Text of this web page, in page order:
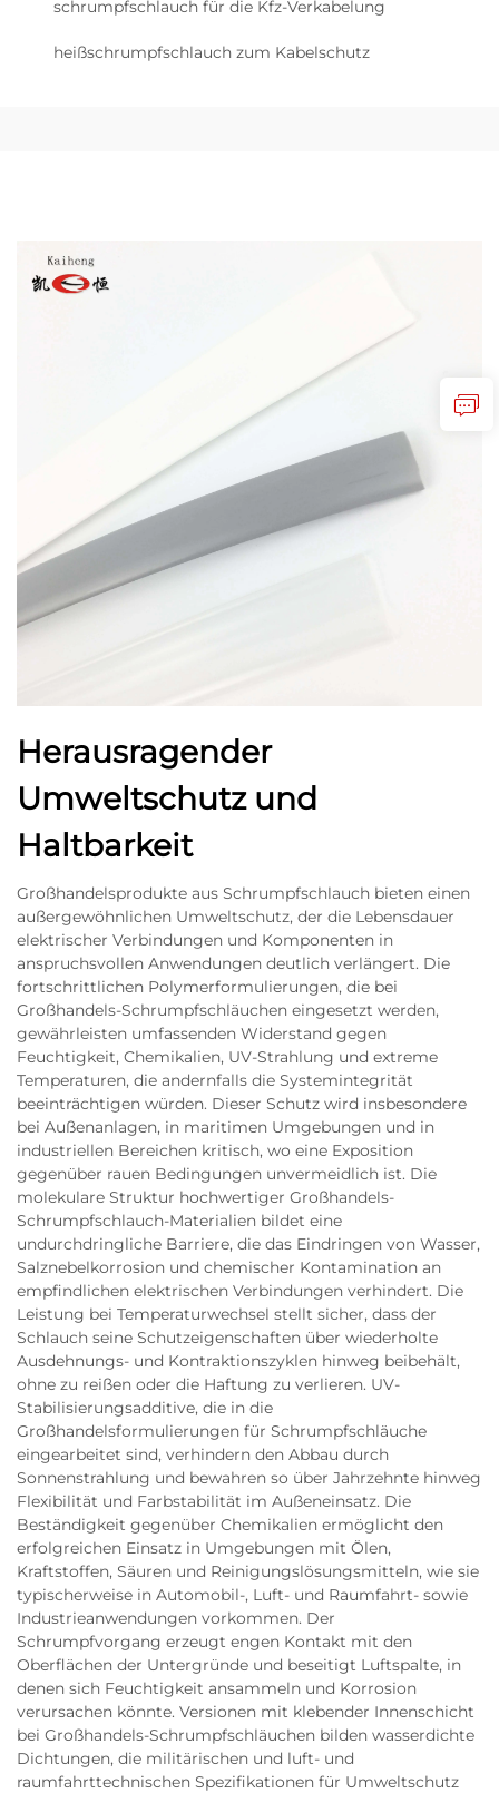
schrumpfschlauch für die Kfz-Verkabelung
heißschrumpfschlauch zum Kabelschutz
Herausragender
Umweltschutz und
Haltbarkeit
Großhandelsprodukte aus Schrumpfschlauch bieten einen
außergewöhnlichen Umweltschutz, der die Lebensdauer
elektrischer Verbindungen und Komponenten in
anspruchsvollen Anwendungen deutlich verlängert. Die
fortschrittlichen Polymerformulierungen, die bei
Großhandels-Schrumpfschläuchen eingesetzt werden,
gewährleisten umfassenden Widerstand gegen
Feuchtigkeit, Chemikalien, UV-Strahlung und extreme
Temperaturen, die andernfalls die Systemintegrität
beeinträchtigen würden. Dieser Schutz wird insbesondere
bei Außenanlagen, in maritimen Umgebungen und in
industriellen Bereichen kritisch, wo eine Exposition
gegenüber rauen Bedingungen unvermeidlich ist. Die
molekulare Struktur hochwertiger Großhandels-
Schrumpfschlauch-Materialien bildet eine
undurchdringliche Barriere, die das Eindringen von Wasser,
Salznebelkorrosion und chemischer Kontamination an
empfindlichen elektrischen Verbindungen verhindert. Die
Leistung bei Temperaturwechsel stellt sicher, dass der
Schlauch seine Schutzeigenschaften über wiederholte
Ausdehnungs- und Kontraktionszyklen hinweg beibehält,
ohne zu reißen oder die Haftung zu verlieren. UV-
Stabilisierungsadditive, die in die
Großhandelsformulierungen für Schrumpfschläuche
eingearbeitet sind, verhindern den Abbau durch
Sonnenstrahlung und bewahren so über Jahrzehnte hinweg
Flexibilität und Farbstabilität im Außeneinsatz. Die
Beständigkeit gegenüber Chemikalien ermöglicht den
erfolgreichen Einsatz in Umgebungen mit Ölen,
Kraftstoffen, Säuren und Reinigungslösungsmitteln, wie sie
typischerweise in Automobil-, Luft- und Raumfahrt- sowie
Industrieanwendungen vorkommen. Der
Schrumpfvorgang erzeugt engen Kontakt mit den
Oberflächen der Untergründe und beseitigt Luftspalte, in
denen sich Feuchtigkeit ansammeln und Korrosion
verursachen könnte. Versionen mit klebender Innenschicht
bei Großhandels-Schrumpfschläuchen bilden wasserdichte
Dichtungen, die militärischen und luft- und
raumfahrttechnischen Spezifikationen für Umweltschutz